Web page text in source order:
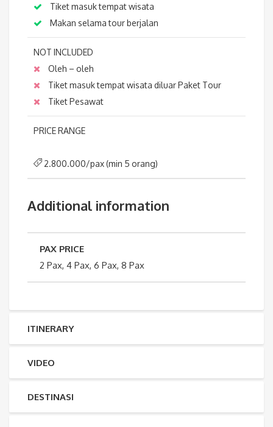
Tiket masuk tempat wisata
Makan selama tour berjalan
NOT INCLUDED
Oleh – oleh
Tiket masuk tempat wisata diluar Paket Tour
Tiket Pesawat
PRICE RANGE
2.800.000/pax (min 5 orang)
Additional information
PAX PRICE
2 Pax, 4 Pax, 6 Pax, 8 Pax
ITINERARY
VIDEO
DESTINASI